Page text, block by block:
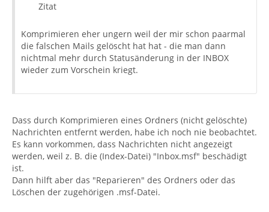
Zitat
Komprimieren eher ungern weil der mir schon paarmal
die falschen Mails gelöscht hat hat - die man dann
nichtmal mehr durch Statusänderung in der INBOX
wieder zum Vorschein kriegt.
Dass durch Komprimieren eines Ordners (nicht gelöschte)
Nachrichten entfernt werden, habe ich noch nie beobachtet.
Es kann vorkommen, dass Nachrichten nicht angezeigt
werden, weil z. B. die (Index-Datei) "Inbox.msf" beschädigt
ist.
Dann hilft aber das "Reparieren" des Ordners oder das
Löschen der zugehörigen .msf-Datei.